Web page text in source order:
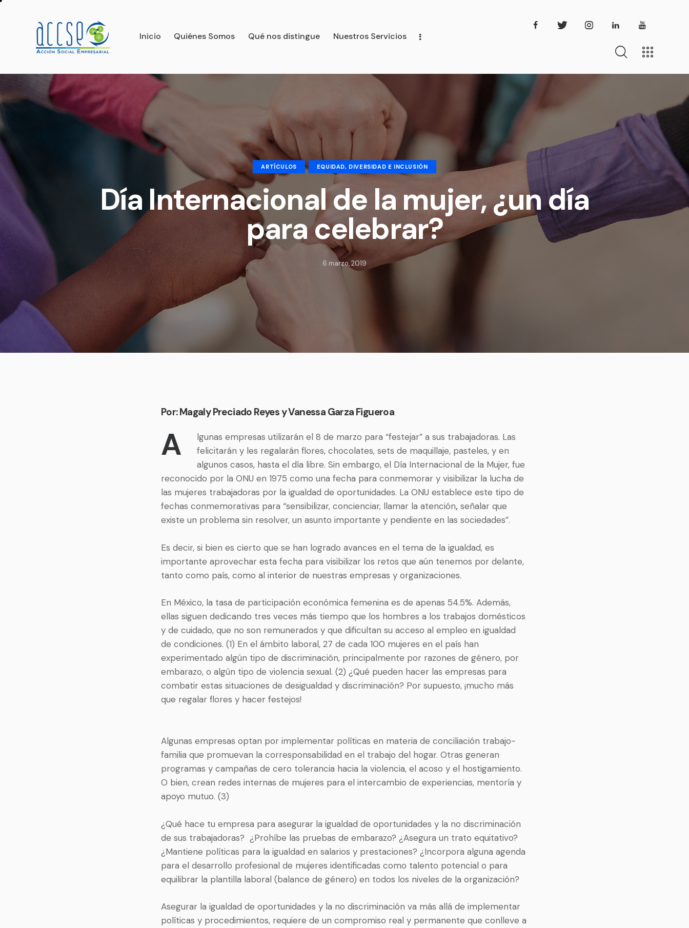
Inicio Quiénes Somos Qué nos distingue Nuestros Servicios
Inicio Quiénes Somos Nuestro Equipo
ARTÍCULOS EQUIDAD, DIVERSIDAD E INCLUSIÓN
Día Internacional de la mujer, ¿un día
para celebrar?
6 marzo, 2019
Por: Magaly Preciado Reyes y Vanessa Garza Figueroa
A
lgunas empresas utilizarán el 8 de marzo para “festejar” a sus trabajadoras. Las
felicitarán y les regalarán flores, chocolates, sets de maquillaje, pasteles, y en
algunos casos, hasta el día libre. Sin embargo, el Día Internacional de la Mujer, fue
reconocido por la ONU en 1975 como una fecha para conmemorar y visibilizar la lucha de
las mujeres trabajadoras por la igualdad de oportunidades. La ONU establece este tipo de
fechas conmemorativas para “sensibilizar, concienciar, llamar la atención,señalar que
existe un problema sin resolver, un asunto importante y pendiente en las sociedades”.
Es decir, si bien es cierto que se han logrado avances en el tema de la igualdad, es
importante aprovechar esta fecha para visibilizar los retos que aún tenemos por delante,
tanto como país, como al interior de nuestras empresas y organizaciones.
En México, la tasa de participación económica femenina es de apenas 54.5%. Además,
ellas siguen dedicando tres veces más tiempo que los hombres a los trabajos domésticos
y de cuidado, que no son remunerados y que dificultan su acceso al empleo en igualdad
de condiciones. (1) En el ámbito laboral, 27 de cada 100 mujeres en el país han
experimentado algún tipo de discriminación, principalmente por razones de género, por
embarazo, o algún tipo de violencia sexual. (2) ¿Qué pueden hacer las empresas para
combatir estas situaciones de desigualdad y discriminación? Por supuesto, ¡mucho más
que regalar flores y hacer festejos!
Algunas empresas optan por implementar políticas en materia de conciliación trabajo-
familia que promuevan la corresponsabilidad en el trabajo del hogar. Otras generan
programas y campañas de cero tolerancia hacia la violencia, el acoso y el hostigamiento.
O bien, crean redes internas de mujeres para el intercambio de experiencias, mentoría y
apoyo mutuo. (3)
¿Qué hace tu empresa para asegurar la igualdad de oportunidades y la no discriminación
de sus trabajadoras? ¿Prohíbe las pruebas de embarazo? ¿Asegura un trato equitativo?
¿Mantiene políticas para la igualdad en salarios y prestaciones? ¿Incorpora alguna agenda
para el desarrollo profesional de mujeres identificadas como talento potencial o para
equilibrar la plantilla laboral (balance de género) en todos los niveles de la organización?
Asegurar la igualdad de oportunidades y la no discriminación va más allá de implementar
políticas y procedimientos, requiere de un compromiso real y permanente que conlleve a